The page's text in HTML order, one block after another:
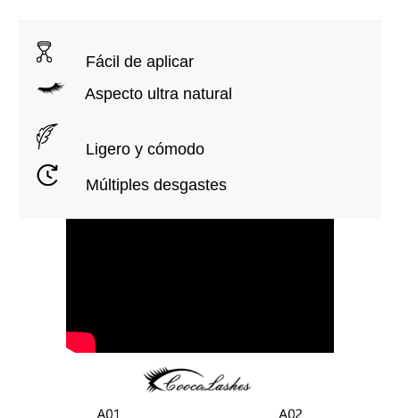
Fácil de aplicar
Aspecto ultra natural
Ligero y cómodo
Múltiples desgastes